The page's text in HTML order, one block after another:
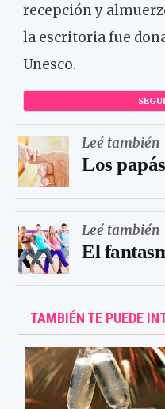
recepción y
la escritoria fue
Unesco.
Leé también
Los
Leé también
El
TAMBIÉN TE PUEDE